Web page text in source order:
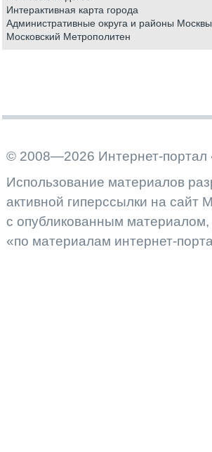
Интерактивная карта города
Административные округа и районы Москвы
Московский Метрополитен
© 2008—2026 Интернет-
Использование материалов
активной гиперссылки на сайт
с опубликованным
«по материалам интернет-